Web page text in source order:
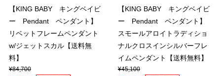
【KING BABY キングベイビ
ー Pendant ペンダント】
リベットフレームペンダント
w/ジェットスカル【送料無
料】
¥84,700
【KING BABY キングベイビ
ー Pendant ペンダント】
スモールアロイトラディショ
ナルクロスインシルバーフレ
イムペンダント【送料無料】
¥45,100